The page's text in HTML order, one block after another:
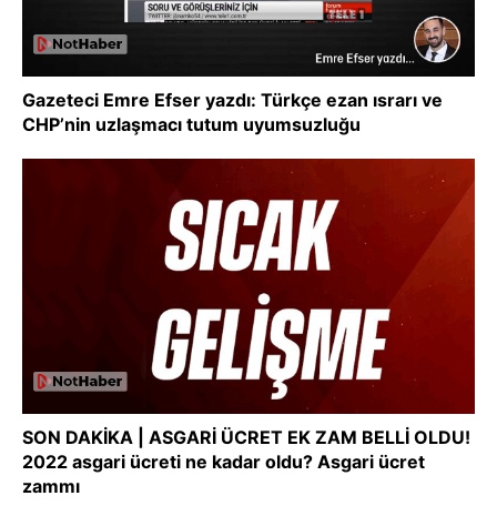
Gazeteci Emre Efser yazdı: Türkçe ezan ısrarı ve
CHP’nin uzlaşmacı tutum uyumsuzluğu
SON DAKİKA | ASGARİ ÜCRET EK ZAM BELLİ OLDU!
2022 asgari ücreti ne kadar oldu? Asgari ücret
zammı